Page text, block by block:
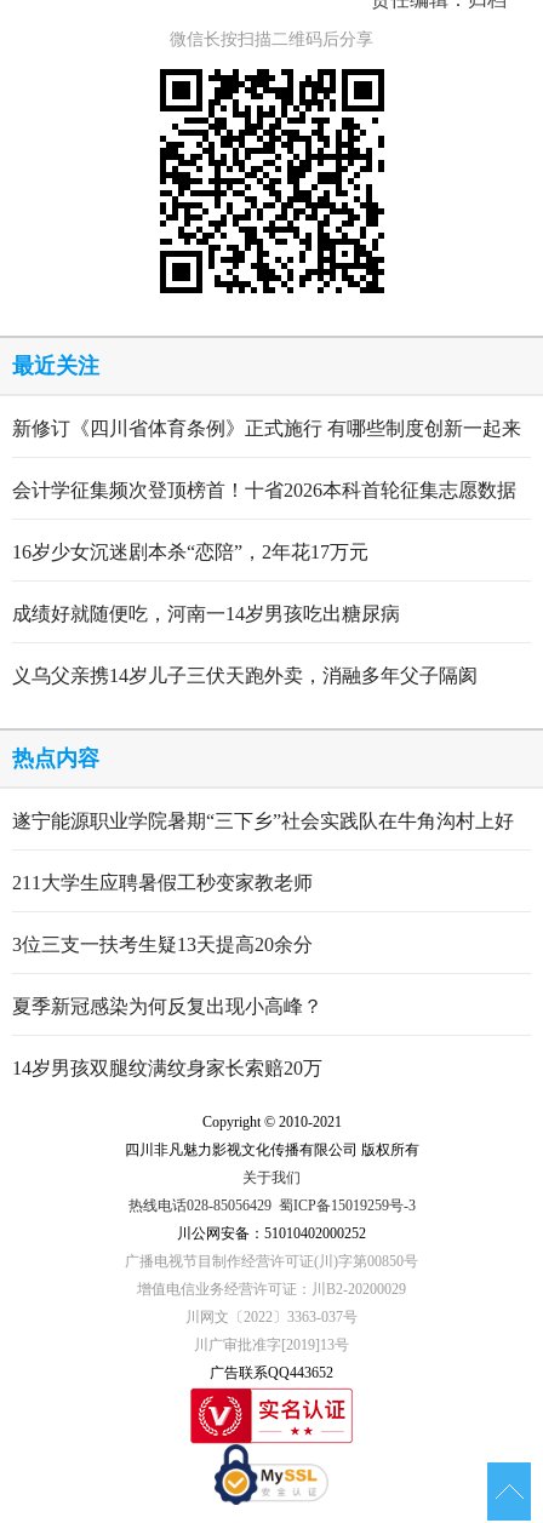
微信长按扫描二维码后分享
最近关注
新修订《四川省体育条例》正式施行 有哪些制度创新一起来
会计学征集频次登顶榜首！十省2026本科首轮征集志愿数据
16岁少女沉迷剧本杀“恋陪”，2年花17万元
成绩好就随便吃，河南一14岁男孩吃出糖尿病
义乌父亲携14岁儿子三伏天跑外卖，消融多年父子隔阂
热点内容
遂宁能源职业学院暑期“三下乡”社会实践队在牛角沟村上好
211大学生应聘暑假工秒变家教老师
3位三支一扶考生疑13天提高20余分
夏季新冠感染为何反复出现小高峰？
14岁男孩双腿纹满纹身家长索赔20万
Copyright © 2010-2021
四川非凡魅力影视文化传播有限公司 版权所有
关于我们
热线电话028-85056429 蜀ICP备15019259号-3
川公网安备：51010402000252
广播电视节目制作经营许可证(川)字第00850号
增值电信业务经营许可证：川B2-20200029
川网文〔2022〕3363-037号
川广审批准字[2019]13号
广告联系QQ443652